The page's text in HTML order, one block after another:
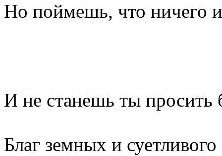
Но поймешь, что ничего
И не станешь ты просить
Благ земных и суетливого